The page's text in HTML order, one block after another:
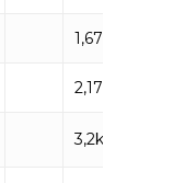
1,67kg
2,17kg
3,2kg